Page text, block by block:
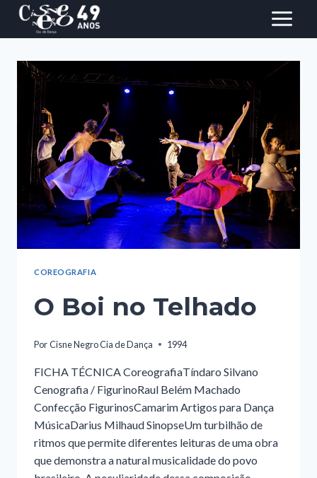
Pular
conteúdo
COREOGRAFIA
O Boi no Telhado
PorCisne Negro Cia de Dança 1994
FICHA TÉCNICA CoreografiaTíndaro Silvano
Cenografia / FigurinoRaul Belém Machado
Confecção FigurinosCamarim Artigos para Dança
MúsicaDarius Milhaud SinopseUm turbilhão de
ritmos que permite diferentes leituras de uma obra
que demonstra a natural musicalidade do povo